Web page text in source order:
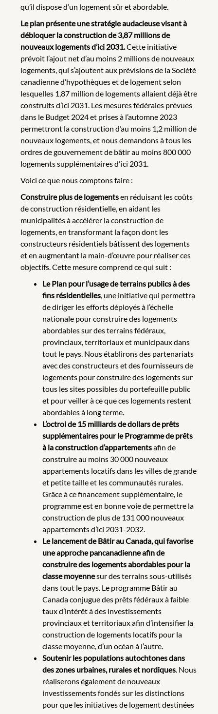
qu’il dispose d’un logement sûr et abordable.
Le plan présente une stratégie audacieuse visant à
débloquer la construction de 3,87 millions de
nouveaux logements d’ici 2031.Cette initiative
prévoit l’ajout net d’au moins 2 millions de nouveaux
logements, qui s’ajoutent aux prévisions de la Société
canadienne d’hypothèques et de logement selon
lesquelles 1,87 million de logements allaient déjà être
construits d’ici 2031. Les mesures fédérales prévues
dans le Budget 2024 et prises à l’automne 2023
permettront la construction d’au moins 1,2 million de
nouveaux logements, et nous demandons à tous les
ordres de gouvernement de bâtir au moins 800 000
logements supplémentaires d'ici 2031.
Voici ce que nous comptons faire :
Construire plus de logementsen réduisant les coûts
de construction résidentielle, en aidant les
municipalités à accélérer la construction de
logements, en transformant la façon dont les
constructeurs résidentiels bâtissent des logements
et en augmentant la main-d’œuvre pour réaliser ces
objectifs. Cette mesure comprend ce qui suit :
Le Plan pour l’usage de terrains publics à des
fins résidentielles, une initiative qui permettra
de diriger les efforts déployés à l’échelle
nationale pour construire des logements
abordables sur des terrains fédéraux,
provinciaux, territoriaux et municipaux dans
tout le pays. Nous établirons des partenariats
avec des constructeurs et des fournisseurs de
logements pour construire des logements sur
tous les sites possibles du portefeuille public
et pour veiller à ce que ces logements restent
abordables à long terme.
L’octroi de 15 milliards de dollars de prêts
supplémentaires pour le Programme de prêts
à la construction d’appartementsafin de
construire au moins 30 000 nouveaux
appartements locatifs dans les villes de grande
et petite taille et les communautés rurales.
Grâce à ce financement supplémentaire, le
programme est en bonne voie de permettre la
construction de plus de 131 000 nouveaux
appartements d’ici 2031-2032.
Le lancement de Bâtir au Canada, qui favorise
une approche pancanadienne afin de
construire des logements abordables pour la
classe moyennesur des terrains sous-utilisés
dans tout le pays. Le programme Bâtir au
Canada conjugue des prêts fédéraux à faible
taux d’intérêt à des investissements
provinciaux et territoriaux afin d’intensifier la
construction de logements locatifs pour la
classe moyenne, d’un océan à l’autre.
Soutenir les populations autochtones dans
des zones urbaines, rurales et nordiques. Nous
réaliserons également de nouveaux
investissements fondés sur les distinctions
pour que les initiatives de logement destinées